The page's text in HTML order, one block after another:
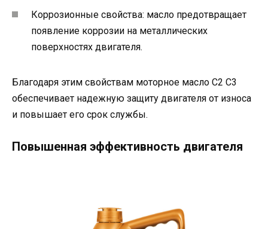
Коррозионные свойства: масло предотвращает
появление коррозии на металлических
поверхностях двигателя.
Благодаря этим свойствам моторное масло C2 C3
обеспечивает надежную защиту двигателя от износа
и повышает его срок службы.
Повышенная эффективность двигателя